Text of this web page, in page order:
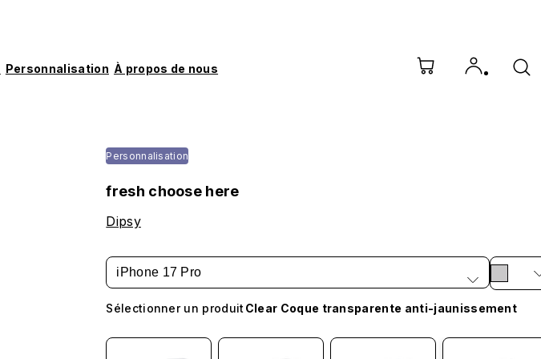
Personnalisation À propos de nous
Personnalisation
fresh choose here
Dipsy
iPhone 17 Pro
Sélectionner un produit Clear Coque transparente anti-jaunissement